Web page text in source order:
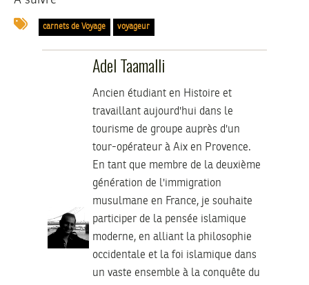
carnets de Voyage voyageur
Adel Taamalli
Ancien étudiant en Histoire et
travaillant aujourd'hui dans le
tourisme de groupe auprès d'un
tour-opérateur à Aix en Provence.
En tant que membre de la deuxième
génération de l'immigration
musulmane en France, je souhaite
participer de la pensée islamique
moderne, en alliant la philosophie
occidentale et la foi islamique dans
un vaste ensemble à la conquête du